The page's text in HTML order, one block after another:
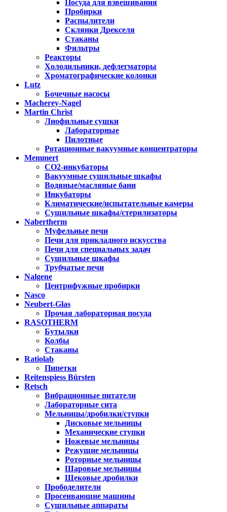
Посуда для взвешивания
Пробирки
Распылители
Склянки Дрекселя
Стаканы
Фильтры
Реакторы
Холодильники, дефлегматоры
Хроматографические колонки
Lutz
Бочечные насосы
Macherey-Nagel
Martin Christ
Лиофильные сушки
Лабораторные
Пилотные
Ротационные вакуумные концентраторы
Memmert
CO2-инкубаторы
Вакуумные сушильные шкафы
Водяные/масляные бани
Инкубаторы
Климатические/испытательные камеры
Сушильные шкафы/стерилизаторы
Nabertherm
Муфельные печи
Печи для прикладного искусства
Печи для специальных задач
Сушильные шкафы
Трубчатые печи
Nalgene
Центрифужные пробирки
Nasco
Neubert-Glas
Прочая лабораторная посуда
RASOTHERM
Бутылки
Колбы
Стаканы
Ratiolab
Пипетки
Reitenspiess Bürsten
Retsch
Вибрационные питатели
Лабораторные сита
Мельницы/дробилки/ступки
Дисковые мельницы
Механические ступки
Ножевые мельницы
Режущие мельницы
Роторные мельницы
Шаровые мельницы
Щековые дробилки
Прободелители
Просеивающие машины
Сушильные аппараты